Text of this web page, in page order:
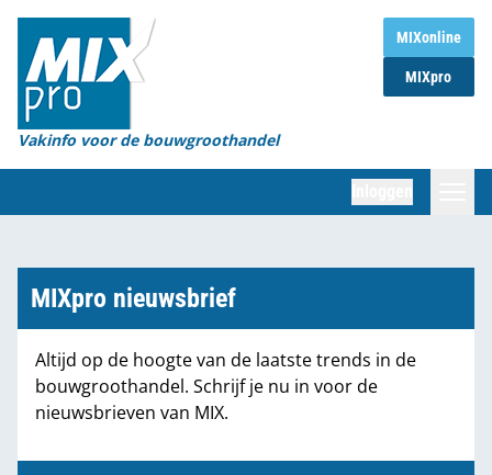
MIXonline
MIXpro
Vakinfo voor de bouwgroothandel
Home
Magazines
Organisaties
Marktcijfers
Partners
MIXpro nieuwsbrief
Altijd op de hoogte van de laatste trends in de
bouwgroothandel. Schrijf je nu in voor de
nieuwsbrieven van MIX.